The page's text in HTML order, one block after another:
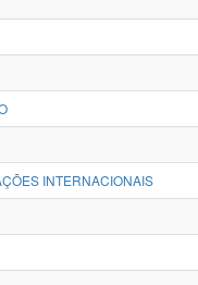
INTERNACIONAIS